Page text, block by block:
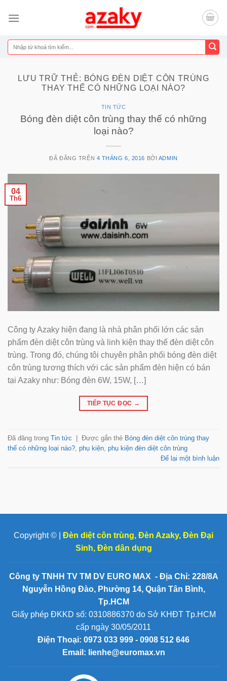
đến
dung
Tìm
kiếm:
LƯU TRỮ THẺ: BÓNG ĐÈN DIỆT CÔN TRÙNG
THAY THẾ CÓ NHỮNG LOẠI NÀO?
TIN TỨC
Bóng đèn diệt côn trùng thay thế có những
loại nào?
ĐÃ ĐĂNG TRÊN 4 THÁNG 6, 2016 BỞI ADMIN
04
Th6
Công ty Azaky hiện đang là nhà phân phối lớn các sản
phẩm đèn diệt côn trùng và linh kiện thay thế đèn diệt côn
trùng. Trong đó, chúng tôi chuyên phân phối bóng đèn diệt
côn trùng tương thích với các sản phẩm đèn hiện có bán
tại Azaky như: Bóng đèn 6W, 15W, […]
TIẾP TỤC ĐỌC →
Đã đăng trong Tin tức | Được gắn thẻ Bóng đèn diệt côn trùng thay
thế có những loại nào? phụ kiện phụ kiện đèn diệt côn trùng
Để lại một bình luận
Copyright © | Đèn diệt côn trùng, Đèn Azaky, Đèn Đại
Sinh, Đèn dân dụng
Công ty TNHH TV TM DV EURO MAX - Địa Chỉ: 228/8A
Nguyễn Hồng Đào, Phường 14, Quận Tân Bình,
Tp.HCM
Giấy phép ĐKKD số: 0310886370 do Sở KHĐT Tp.HCM
cấp ngày 30/05/2011
Điện Thoại: 0973 033 999 - 0908 512 646
Email: lienhe@euromax.vn